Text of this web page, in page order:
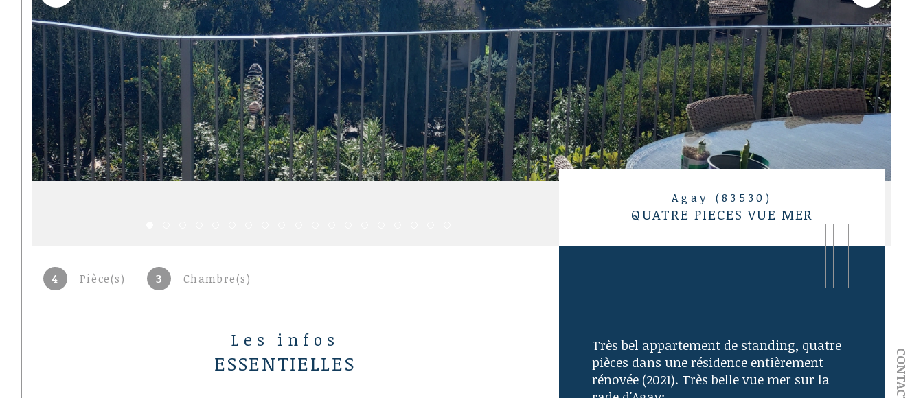
CONTACT
Agay (83530)
QUATRE PIECES VUE MER
4 Pièce(s) 3 Chambre(s)
Les infos
ESSENTIELLES
Très bel appartement de standing, quatre
pièces dans une résidence entièrement
rénovée (2021). Très belle vue mer sur la